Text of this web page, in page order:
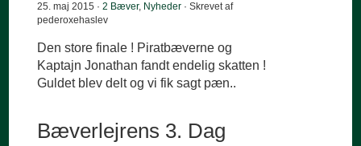
25. maj 2015 ·2 Bæver, Nyheder · Skrevet af
pederoxehaslev
Den store finale ! Piratbæverne og
Kaptajn Jonathan fandt endelig skatten !
Guldet blev delt og vi fik sagt pæn..
Bæverlejrens 3. Dag